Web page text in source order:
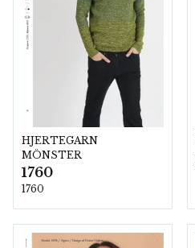
HJERTEGARN
MÖNSTER
1760
1760